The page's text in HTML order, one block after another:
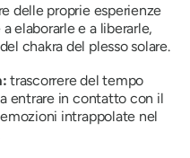
delle proprie esperienze
elaborarle e a liberarle,
chakra del plesso solare.
trascorrere del tempo
entrare in contatto con il
intrappolate nel